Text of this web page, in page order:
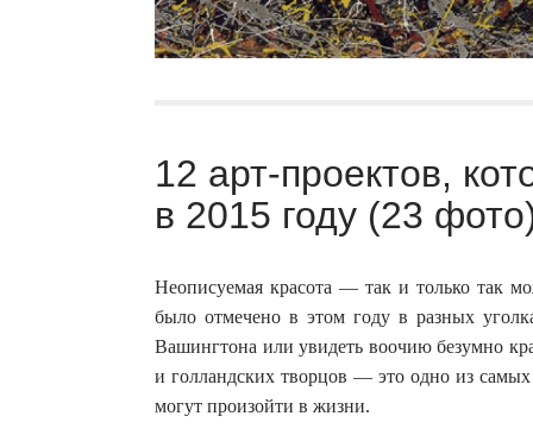
12 арт-проектов,
в 2015 году (23
Неописуемая красота — так и только так
было отмечено в этом году в разных
Вашингтона или увидеть воочию безумно
и голландских творцов — это одно из
могут произойти в жизни.